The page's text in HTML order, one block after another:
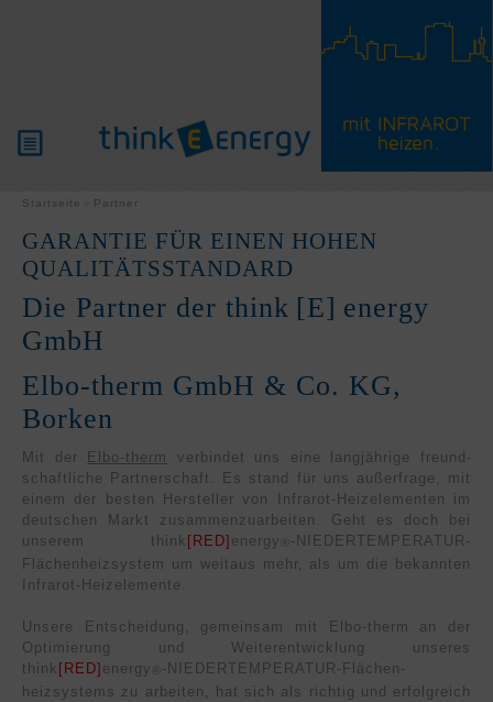
WISSENSWERTES
PARTNER
SERVICE
Startseite Partner
GARANTIE FÜR EINEN HOHEN
QUALITÄTSSTANDARD
Die Partner der think [E] energy
GmbH
Elbo-therm GmbH & Co. KG,
Borken
Mit der Elbo-therm
verbindet uns eine lang­jährige freund­
schaftliche Partnerschaft. Es stand für uns außerfrage, mit
einem der besten Hersteller von Infrarot-Heizelementen im
deutschen Markt zusammenzuarbeiten. Geht es doch bei
unserem think [RED] energy ® -NIE­DER­TEM­PERA­TUR-
Flächen­heizsystem um weitaus mehr, als um die bekannten
Infrarot-Heizelemente.
Unsere Entscheidung, gemeinsam mit Elbo-therm an der
Optimierung und Weiterentwicklung unseres
think [RED] energy ® -NIE­DER­TEM­PERA­TUR-Flächen­
heizsystems zu arbeiten, hat sich als richtig und erfolgreich